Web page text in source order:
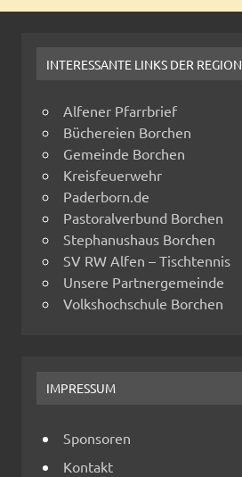
INTERESSANTE LINKS DER REGION
Alfener Pfarrbrief
Büchereien Borchen
Gemeinde Borchen
Kreisfeuerwehr
Paderborn.de
Pastoralverbund Borchen
Stephanushaus Borchen
SV RW Alfen – Tischtennis
Unsere Partnergemeinde
Volkshochschule Borchen
IMPRESSUM
Sponsoren
Kontakt